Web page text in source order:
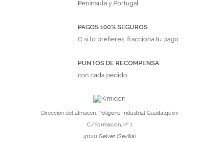
Península y Portugal
PAGOS 100% SEGUROS
O si lo prefieres, fracciona tu pago
PUNTOS DE RECOMPENSA
con cada pedido
Dirección del almacén: Polígono Industrial Guadalquivir
C/Formación, nº 1
41120 Gelves (Sevilla)